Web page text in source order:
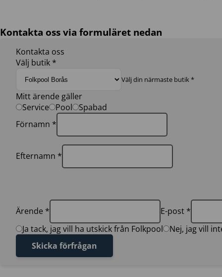
Kontakta oss via formuläret nedan
Kontakta oss
Välj butik *
Välj din närmaste butik *
Mitt ärende gäller
Service
Pool
Spabad
Förnamn *
Efternamn *
Ärende *
E-post *
Ja tack, jag vill ha utskick från Folkpool
Nej, jag vill
Skicka förfrågan